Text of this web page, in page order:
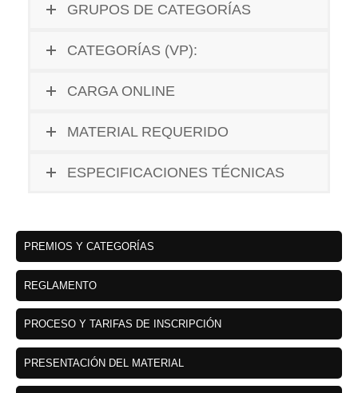
GRUPOS DE CATEGORÍAS
CATEGORÍAS (VP):
CARGA ONLINE
MATERIAL REQUERIDO
ESPECIFICACIONES TÉCNICAS
PREMIOS Y CATEGORÍAS
REGLAMENTO
PROCESO Y TARIFAS DE INSCRIPCIÓN
PRESENTACIÓN DEL MATERIAL